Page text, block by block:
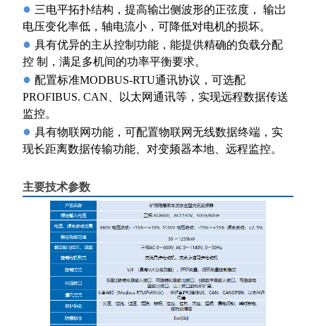
●三电平拓扑结构，提高输岀侧波形的正弦度， 输岀
电压变化率低，轴电流小，可降低对电机的损坏。
●具有优异的主从控制功能，能提供精确的负载分配
控 制，满足多机间的功率平衡要求。
●配置标准MODBUS-RTU通讯协议，可选配
PROFIBUS. CAN、以太网通讯等，实现远程数据传送
监控。
●具有物联网功能，可配置物联网无线数据终端，实
现长距离数据传输功能、对变频器本地、远程监控。
主要技术参数